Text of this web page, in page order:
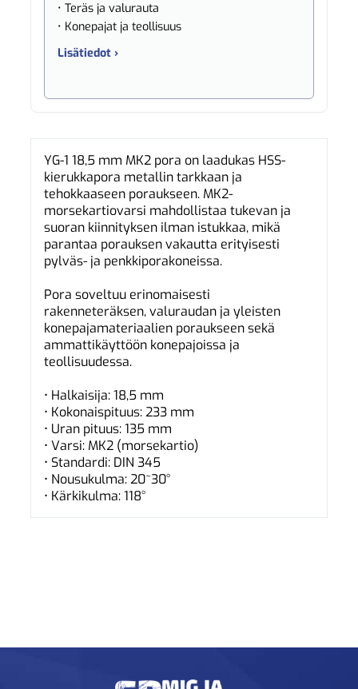
• Teräs ja valurauta
• Konepajat ja teollisuus
Lisätiedot ›
YG-1 18,5 mm MK2 pora on laadukas HSS-
kierukkapora metallin tarkkaan ja
tehokkaaseen poraukseen. MK2-
morsekartiovarsi mahdollistaa tukevan ja
suoran kiinnityksen ilman istukkaa, mikä
parantaa porauksen vakautta erityisesti
pylväs- ja penkkiporakoneissa.
Pora soveltuu erinomaisesti
rakenneteräksen, valuraudan ja yleisten
konepajamateriaalien poraukseen sekä
ammattikäyttöön konepajoissa ja
teollisuudessa.
• Halkaisija: 18,5 mm
• Kokonaispituus: 233 mm
• Uran pituus: 135 mm
• Varsi: MK2 (morsekartio)
• Standardi: DIN 345
• Nousukulma: 20~30°
• Kärkikulma: 118°